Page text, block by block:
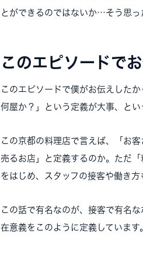
とができるのではないか…そう思
このエピソードで
このエピソードで僕がお伝えした
何屋か？」という定義が大事、とい
この京都の料理店で言えば、「お
売るお店」と定義するのか。ただ
をはじめ、スタッフの接客や働き方
この話で有名なのが、接客で有名
在意義をこのように定義しています